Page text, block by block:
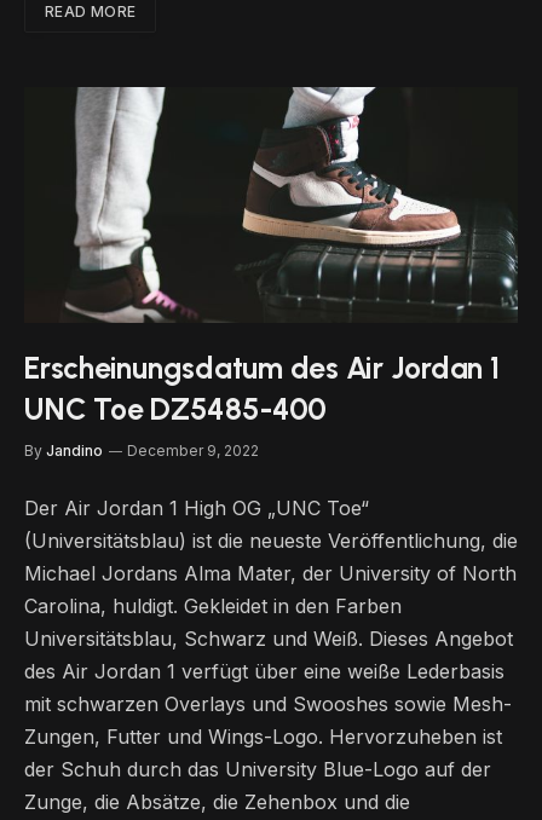
READ MORE
Erscheinungsdatum des Air Jordan 1
UNC Toe DZ5485-400
By Jandino December 9, 2022
Der Air Jordan 1 High OG „UNC Toe“
(Universitätsblau) ist die neueste Veröffentlichung, die
Michael Jordans Alma Mater, der University of North
Carolina, huldigt. Gekleidet in den Farben
Universitätsblau, Schwarz und Weiß. Dieses Angebot
des Air Jordan 1 verfügt über eine weiße Lederbasis
mit schwarzen Overlays und Swooshes sowie Mesh-
Zungen, Futter und Wings-Logo. Hervorzuheben ist
der Schuh durch das University Blue-Logo auf der
Zunge, die Absätze, die Zehenbox und die